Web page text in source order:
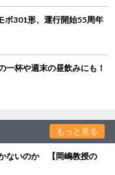
301形、運行開始55周年
一杯や週末の昼飲みにも！
もっと見る
ないのか 【岡嶋教授の